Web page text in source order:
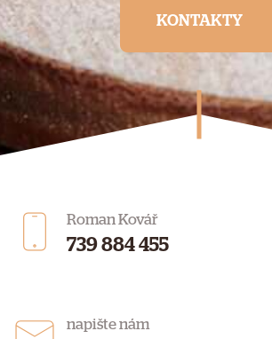
KONTAKTY
Roman Kovář
739 884 455
napište nám